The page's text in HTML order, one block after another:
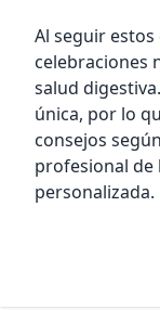
Al seguir
celebraciones
salud
única, por lo
consejos
profesional de
personalizada.